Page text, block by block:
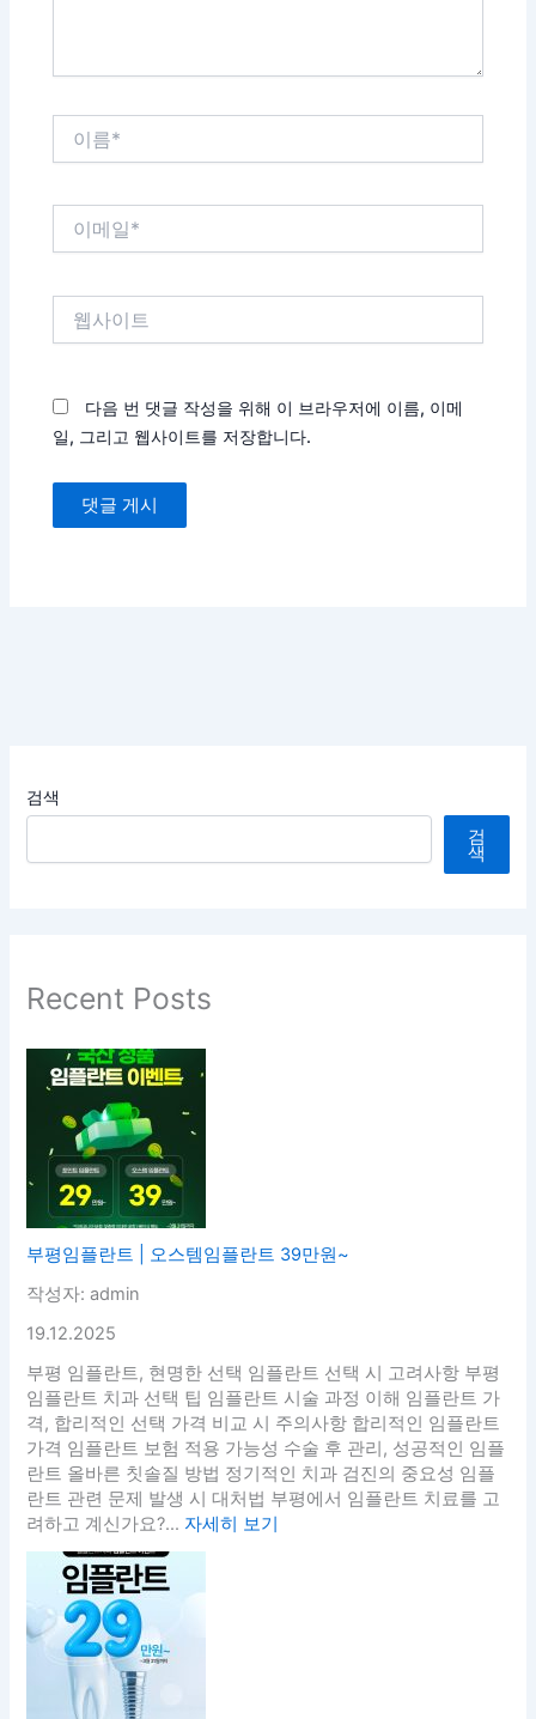
다음 번 댓글 작성을 위해 이 브라우저에 이름, 이메
일, 그리고 웹사이트를 저장합니다.
검색
검
색
Recent Posts
부평임플란트 | 오스템임플란트 39만원~
작성자: admin
19.12.2025
부평 임플란트, 현명한 선택 임플란트 선택 시 고려사항 부평
임플란트 치과 선택 팁 임플란트 시술 과정 이해 임플란트 가
격, 합리적인 선택 가격 비교 시 주의사항 합리적인 임플란트
가격 임플란트 보험 적용 가능성 수술 후 관리, 성공적인 임플
란트 올바른 칫솔질 방법 정기적인 치과 검진의 중요성 임플
란트 관련 문제 발생 시 대처법 부평에서 임플란트 치료를 고
려하고 계신가요?... 자세히 보기